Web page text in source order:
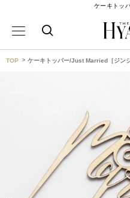
ケーキトッ
TOP ケーキトッパー/Just Married［ジンジ